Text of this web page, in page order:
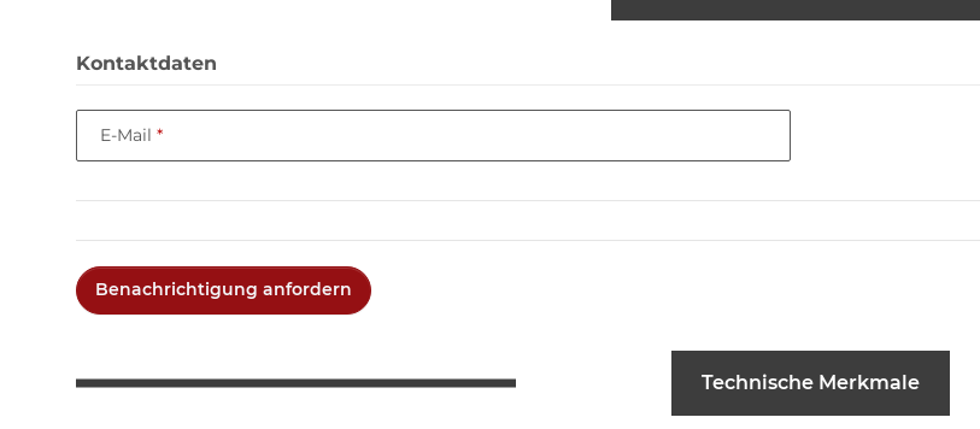
Kontaktdaten
E-Mail
Benachrichtigung anfordern
Technische Merkmale